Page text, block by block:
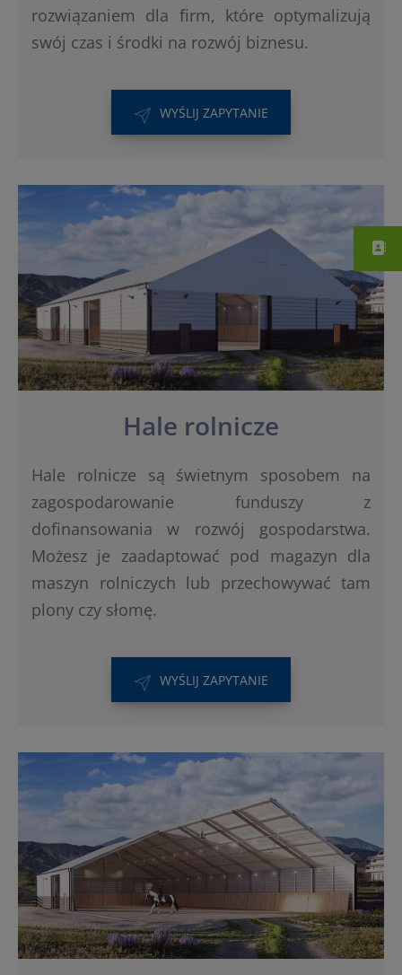
rozwiązaniem dla firm, które optymalizują
swój czas i środki na rozwój biznesu.
WYŚLIJ ZAPYTANIE
Hale rolnicze
Hale rolnicze są świetnym sposobem na
zagospodarowanie funduszy z
dofinansowania w rozwój gospodarstwa.
Możesz je zaadaptować pod magazyn dla
maszyn rolniczych lub przechowywać tam
plony czy słomę.
WYŚLIJ ZAPYTANIE